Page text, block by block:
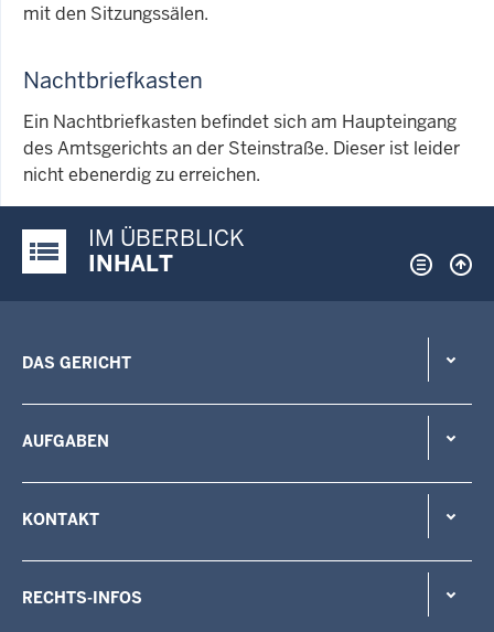
mit den Sitzungssälen.
Nachtbriefkasten
Ein Nachtbriefkasten befindet sich am Haupteingang
des Amtsgerichts an der Steinstraße. Dieser ist leider
nicht ebenerdig zu erreichen.
Justiz-Portal im Überblick:
IM ÜBERBLICK
INHALT
DAS GERICHT
AUFGABEN
KONTAKT
RECHTS-INFOS